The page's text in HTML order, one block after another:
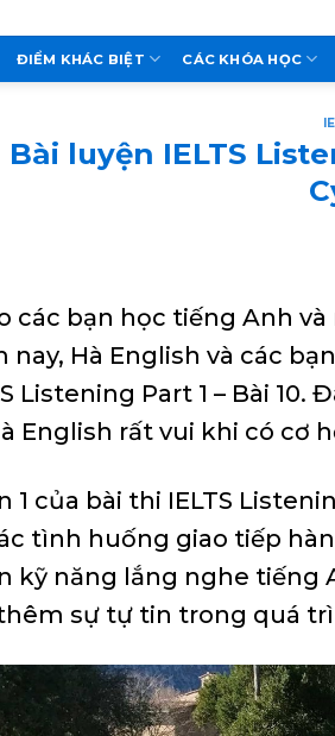
ĐIỂM KHÁC BIỆT CÁC KHÓA HỌC
Bài luyện IELTS
các bạn học tiếng Anh
nay, Hà English và các
Listening Part 1 – Bài
English rất vui khi có cơ
1 của bài thi IELTS
tình huống giao tiếp
kỹ năng lắng nghe tiếng
sự tự tin trong quá